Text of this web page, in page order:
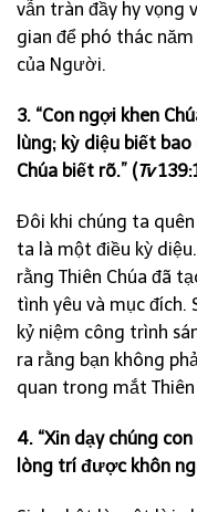
vẫn tràn đầy hy vọng
gian để phó thác
của Người.
3. “Con ngợi khen
lùng; kỳ diệu biết
Chúa biết rõ.” (Tv
Đôi khi chúng ta
ta là một điều kỳ
rằng Thiên Chúa đã
tình yêu và mục đích.
kỷ niệm công trình
ra rằng bạn không
quan trong mắt Thiên
4. “Xin dạy chúng
lòng trí được khôn